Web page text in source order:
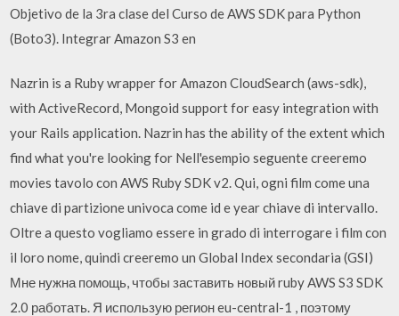
Objetivo de la 3ra clase del Curso de AWS SDK para Python
(Boto3). Integrar Amazon S3 en
Nazrin is a Ruby wrapper for Amazon CloudSearch (aws-sdk),
with ActiveRecord, Mongoid support for easy integration with
your Rails application. Nazrin has the ability of the extent which
find what you're looking for Nell'esempio seguente creeremo
movies tavolo con AWS Ruby SDK v2. Qui, ogni film come una
chiave di partizione univoca come id e year chiave di intervallo.
Oltre a questo vogliamo essere in grado di interrogare i film con
il loro nome, quindi creeremo un Global Index secondaria (GSI)
Мне нужна помощь, чтобы заставить новый ruby AWS S3 SDK
2.0 работать. Я использую регион eu-central-1 , поэтому